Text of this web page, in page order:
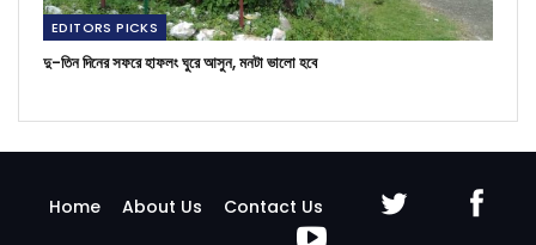
EDITORS PICKS
দু-তিন দিনের সফরে হাফলং ঘুরে আসুন, মনটা ভালো হবে
Home About Us Contact Us